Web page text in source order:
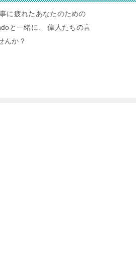
に疲れたあなたのための
と一緒に、 偉人たちの言
んか？